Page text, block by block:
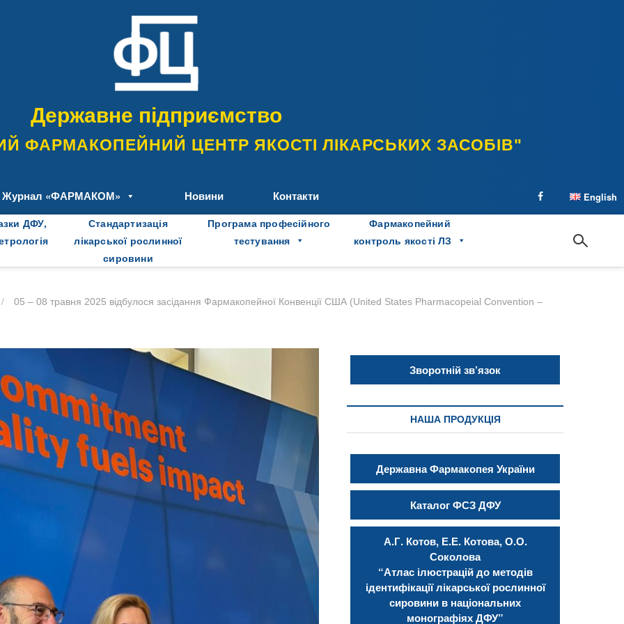
Державне підприємство
ФАРМАКОПЕЙНИЙ ЦЕНТР ЯКОСТІ ЛІКАРСЬКИХ ЗАСОБІВ"
English
Журнал «ФАРМАКОМ» Новини Контакти facebook
ДФУ,
Стандартизація
лікарської рослинної
сировини
Програма професійного
тестування
Фармакопейний
контроль якості ЛЗ
05 – 08 травня 2025 відбулося засідання Фармакопейної Конвенції США (United States Pharmacopeial Convention –
Зворотній зв’язок
НАША ПРОДУКЦІЯ
Державна Фармакопея України
Каталог ФСЗ ДФУ
А.Г. Котов, Е.Е. Котова, О.О.
Соколова
“Атлас ілюстрацій до методів
ідентифікації лікарської рослинної
сировини в національних
монографіях ДФУ”